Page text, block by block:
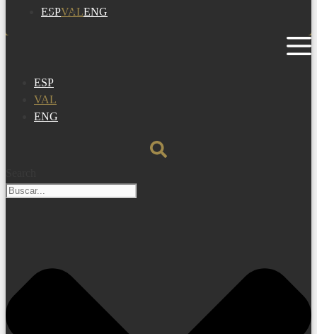
ESPVALENG
ESP
VAL
ENG